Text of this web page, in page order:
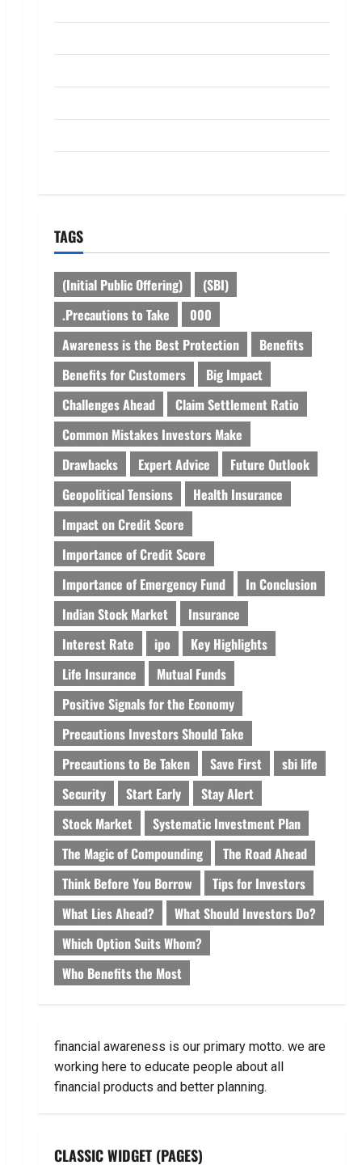
TAGS
(Initial Public Offering)
(SBI)
.Precautions to Take
000
Awareness is the Best Protection
Benefits
Benefits for Customers
Big Impact
Challenges Ahead
Claim Settlement Ratio
Common Mistakes Investors Make
Drawbacks
Expert Advice
Future Outlook
Geopolitical Tensions
Health Insurance
Impact on Credit Score
Importance of Credit Score
Importance of Emergency Fund
In Conclusion
Indian Stock Market
Insurance
Interest Rate
ipo
Key Highlights
Life Insurance
Mutual Funds
Positive Signals for the Economy
Precautions Investors Should Take
Precautions to Be Taken
Save First
sbi life
Security
Start Early
Stay Alert
Stock Market
Systematic Investment Plan
The Magic of Compounding
The Road Ahead
Think Before You Borrow
Tips for Investors
What Lies Ahead?
What Should Investors Do?
Which Option Suits Whom?
Who Benefits the Most
financial awareness is our primary motto. we are
working here to educate people about all
financial products and better planning.
CLASSIC WIDGET (PAGES)